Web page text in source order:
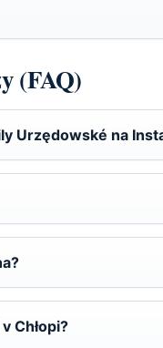
(FAQ)
Urzędowské na
Chłopi?